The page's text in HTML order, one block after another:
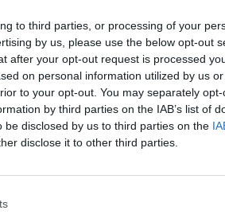
to third parties, or processing of your
by us, please use the below opt-out
after your opt-out request is processed
on personal information utilized by us
to your opt-out. You may separately
by third parties on the IAB’s list of
disclosed by us to third parties on the
disclose it to other third parties.
uzavřená, z důvodu její
nebezpečné situace. Tím
v okolí stavby pohybují.